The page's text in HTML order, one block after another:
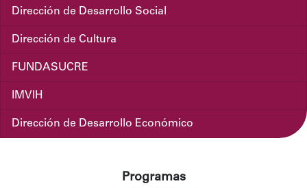
Dirección de Desarrollo Social
Dirección de Cultura
FUNDASUCRE
IMVIH
Dirección de Desarrollo Económico
Programas